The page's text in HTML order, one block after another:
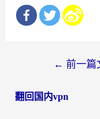
导
← 前一篇
翻回国内vpn